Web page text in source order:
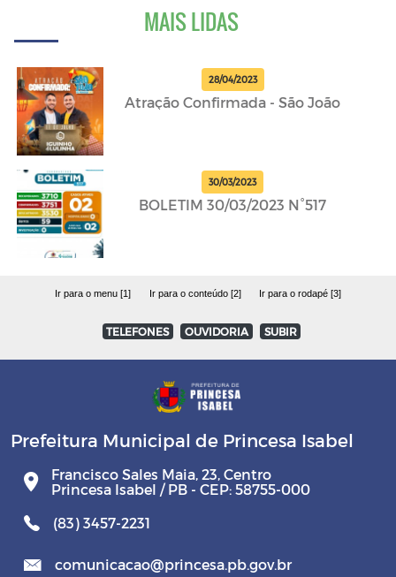
MAIS LIDAS
28/04/2023
Atração Confirmada - São João
30/03/2023
BOLETIM 30/03/2023 N°517
Ir para o menu [1] Ir para o conteúdo [2] Ir para o rodapé [3]
TELEFONES OUVIDORIA SUBIR
Prefeitura Municipal de Princesa Isabel
Francisco Sales Maia, 23, Centro
Princesa Isabel / PB - CEP: 58755-000
(83) 3457-2231
comunicacao@princesa.pb.gov.br